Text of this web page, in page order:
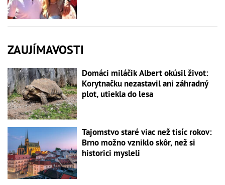
ZAUJÍMAVOSTI
Domáci miláčik Albert okúsil život:
Korytnačku nezastavil ani záhradný
plot, utiekla do lesa
Tajomstvo staré viac než tisíc rokov:
Brno možno vzniklo skôr, než si
historici mysleli